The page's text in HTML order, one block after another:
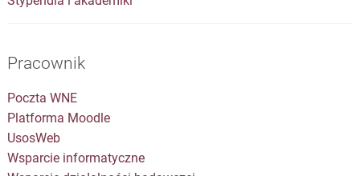
Pracownik
Poczta WNE
Platforma Moodle
UsosWeb
Wsparcie informatyczne